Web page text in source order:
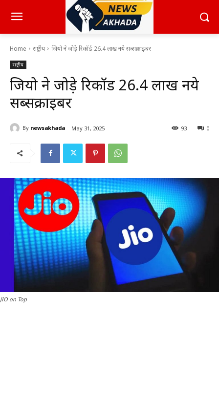
Home राष्ट्रीय जियो ने जोड़े रिकॉर्ड 26.4 लाख नये सब्सक्राइबर
राष्ट्रीय
जियो ने जोड़े रिकॉर्ड 26.4 लाख नये
सब्सक्राइबर
By newsakhada May 31, 2025 0
93
JIO on Top